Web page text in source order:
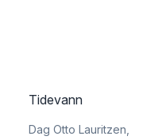
Tidevann
Dag Otto Lauritzen